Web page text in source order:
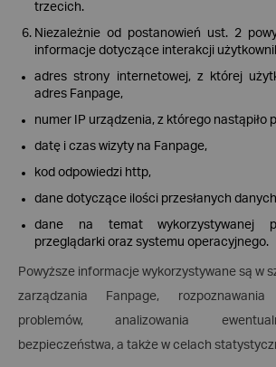
trzecich.
Niezależnie od postanowień ust. 2
informacje dotyczące interakcji
adres strony internetowej, z której
adres Fanpage,
numer IP urządzenia, z którego nastąpiło
datę i czas wizyty na Fanpage,
kod odpowiedzi http,
dane dotyczące ilości przesłanych
dane na temat wykorzystywanej
przeglądarki oraz systemu operacyjnego.
Powyższe informacje wykorzystywane są w
zarządzania Fanpage,
problemów, analizowania
bezpieczeństwa, a także w celach